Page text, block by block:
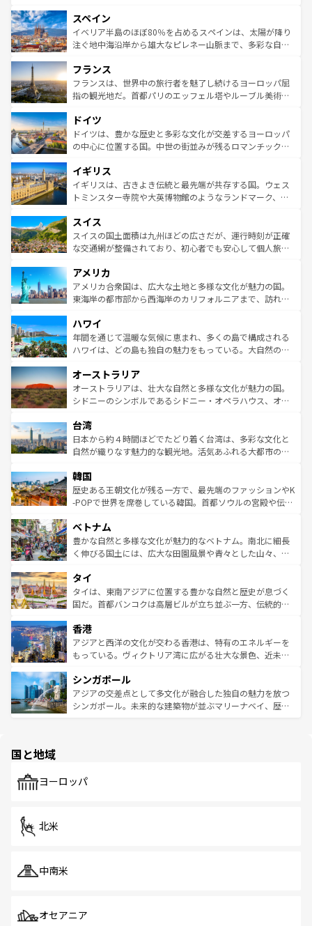
ろん、トスカーナの美しい田園風景やアマルフィ海岸の絶
景など、自然景観も見逃せない。観光の合間には、本場の
ピザやパスタなど、絶品のイタリア料理を堪能することも
ませてくれるイタリアで、忘れられない旅をしてみよう！
なお、新着のイタリア情報はコンテンツ一覧 を参照してほ
しい。
スペイン
イベリア半島のほぼ80％を占めるスペインは、太陽が降り
注ぐ地中海沿岸から雄大なピレネー山脈まで、多彩な自然
文化が根付くこの国では、情熱的なフラメンコ、熱気あふ
れる闘牛、そして美味しいタパスが生活の一部となってい
る。首都マドリードの洗練された雰囲気や、バルセロナの
の城塞都市、穏やかなビーチリゾートまで多彩な表情を見
せる。地方によって風土や気候が異なるスペインはその個
性で訪れる人を魅了する。 なお、新着のスペイン情報はコ
フランス
フランスは、世界中の旅行者を魅了し続けるヨーロッパ屈
指の観光地だ。首都パリのエッフェル塔やルーブル美術館
で、幅広い魅力が詰まっている。華麗な宮殿、歴史的な大
聖堂、美しいビーチ、そして豊かな自然が、訪れる者を心
から魅了する。また、フランスは美食の国としても知ら
いる。シャンパンの発祥地であるランス、プロヴァンスの
香り高いラベンダー畑など、多彩な楽しみ方が可能だ。さ
らに、パリ以外の地域にも魅力が溢れており、どの街角に
れる地方に足を運ぶとそれぞれで全く異なる文化を体験で
きるだろう。 なお、新着のフランス情報はコンテンツ一覧
を参照してほしい。
ドイツ
ドイツは、豊かな歴史と多彩な文化が交差するヨーロッパ
の中心に位置する国。中世の街並みが残るロマンチック街
顔を持つこの国は、どこを歩いても飽きることがない。ベ
ルリンの文化的活気、バイエルン州のアルプスの絶景、そ
してライン川沿いのワイン畑といった風景は必見。ビール
は、お酒好きな人にはぜひ体験してほしい。 なお、新着の
ドイツ情報はコンテンツ一覧を参照してほしい。
イギリス
イギリスは、古きよき伝統と最先端が共存する国。ウェス
トミンスター寺院や大英博物館のようなランドマーク、歴
リアごとに異なる魅力がある。また、優雅なアフタヌーン
ティー、ビール好きにはたまらない英国パブ、サッカー観
戦など、本場だからこそできる体験も豊富。イギリスを旅
ンツ一覧を参照してほしい。
スイス
スイスの国土面積は九州ほどの広さだが、運行時刻が正確
な交通網が整備されており、初心者でも安心して個人旅行
の建物がそのまま残る町や、スイスならではのユニークな
博物館もあり、アルプス観光だけでなく町歩きも満喫する
ことができる。国民の所得が高いため物価も高いが、旅行
ば市内交通費無料で観光を楽しむこともできる。 なお、新
着のスイス情報はコンテンツ一覧 を参照してほしい。
アメリカ
アメリカ合衆国は、広大な土地と多様な文化が魅力の国。
東海岸の都市部から西海岸のカリフォルニアまで、訪れる
のような巨大都市は、観光、ショッピング、エンターテイ
ンメントが詰まった刺激的なスポットだ。一方、アメリカ
西部には大自然が広がり、グランドキャニオンやイエロー
部のニューオーリンズでは、音楽と美食が融合した独特の
文化が魅力。旅行者はアメリカの各地域で異なる魅力を楽
しみながら、その多様性と豊かな歴史を感じることができ
ならではの贅沢な旅のスタイルだ。 なお、新着のアメリカ
情報はコンテンツ一覧を参照してほしい。
ハワイ
年間を通じて温暖な気候に恵まれ、多くの島で構成される
ハワイは、どの島も独自の魅力をもっている。大自然の神
ワイ島は見逃せない。また、定番の観光地といえばオアフ
島だが、静かな自然を求めるならマウイ島やカウアイ島が
おすすめ。エメラルドグリーンに輝く海をはじめ、豊かな
れるおもてなしの心で訪れる人々を迎えてくれるハワイの
人々、おいしいローカルフードやハワイアンミュージッ
ク、伝統的なフラダンスなど、すべてがハワイの魅力を彩
ワイを、存分に味わってほしい。 なお、新着のハワイ情報
はコンテンツ一覧を参照してほしい。
オーストラリア
オーストラリアは、壮大な自然と多様な文化が魅力の国。
シドニーのシンボルであるシドニー・オペラハウス、オー
リアリーフや大陸中央部にそびえるウルル（エアーズロッ
ク）、タスマニアの美しい原生林やケアンズの熱帯雨林な
ど、見どころがたくさん。また、カフェやワイン、オージ
いる。アクティビティも充実しており、サーフィンやダイ
ビング、ハイキングなど、アウトドア好きにはたまらな
い。オーストラリアの多彩な魅力を存分に味わいつくそ
参照してほしい。
台湾
日本から約４時間ほどでたどり着く台湾は、多彩な文化と
自然が織りなす魅力的な観光地。活気あふれる大都市の台
ン）、静ひつな山岳地帯である台湾東部など、都市の喧騒
と山間の静けさが共存しており、訪れる人に新しい発見と
驚きをもたらしてくれる。また、奥深い台湾の食文化も魅
容にもいいと評判のスイーツなど、バラエティ豊かな料理
が味わえる。 なお、新着の台湾情報は コンテンツ一覧を参
照してほしい。
韓国
歴史ある王朝文化が残る一方で、最先端のファッションやK
-POPで世界を席巻している韓国。首都ソウルの宮殿や伝統
き、地方に足を延ばせば四季折々の自然美を楽しむことが
できる。そして、キムチや焼肉、絶品のストリートフード
まで、さまざまな韓国料理が待っている。夜には、韓国な
リティに包まれながら、韓国の多彩な魅力を心ゆくまで味
わってみてほしい。 なお、新着の韓国情報はコンテンツ一
覧を参照してほしい。
ベトナム
豊かな自然と多様な文化が魅力的なベトナム。南北に細長
く伸びる国土には、広大な田園風景や青々とした山々、世
急速な発展と共に伝統が息づく。ハノイの古い町並みやホ
ーチミン市のフランス統治時代の建物も、独特の雰囲気を
醸し出している。また、バラエティの豊かさとおいしさで
とつ。フォーやバインミー、ベトナムコーヒーなどは、ぜ
ひ現地で味わいたい。どの地域を訪れてもあたたかい人々
が旅行者を迎えてくれるので、きっと忘れられない旅にな
参照してほしい。
タイ
タイは、東南アジアに位置する豊かな自然と歴史が息づく
国だ。首都バンコクは高層ビルが立ち並ぶ一方、伝統的な
の活気が交差している。北部ではチェンマイなどの山岳地
帯で自然と触れ合い、南部ではプーケットやクラビの美し
いビーチでリゾート気分を楽しむことができる。タイ料理
激する。気候は一年中温暖で、どの季節にも異なる楽しみ
が待っている。親しみやすいタイの人々、仏教を中心とし
た文化、そして多様な観光資源が、訪れる旅人を魅了し続
香港
アジアと西洋の文化が交わる香港は、特有のエネルギーを
もっている。ヴィクトリア湾に広がる壮大な景色、近未来
み、どこを訪れても感動するはず。観光スポットが密集し
ており、効率よく見どころを回れるのも魅力。息をのむよ
うな絶景から文化的な体験まで、香港を存分に楽しみ尽く
シンガポール
アジアの交差点として多文化が融合した独自の魅力を放つ
シンガポール。未来的な建築物が並ぶマリーナベイ、歴史
で、ホーカーズは地元の風情を楽しめる外せないスポット
国と地域
ヨーロッパ
北米
中南米
オセアニア